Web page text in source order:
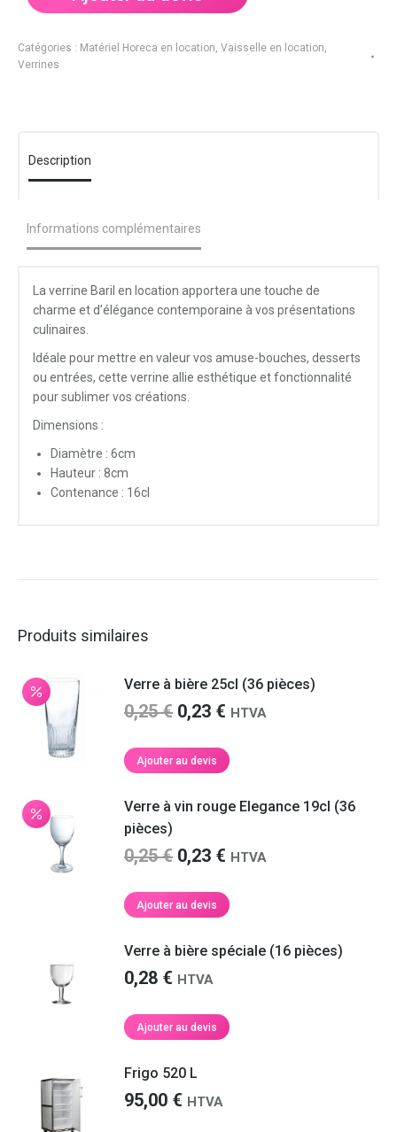
Catégories : Matériel Horeca en location, Vaisselle en location,
Verrines
Description
Informations complémentaires
La verrine Baril en location apportera une touche de
charme et d’élégance contemporaine à vos présentations
culinaires.
Idéale pour mettre en valeur vos amuse-bouches, desserts
ou entrées, cette verrine allie esthétique et fonctionnalité
pour sublimer vos créations.
Dimensions :
Diamètre : 6cm
Hauteur : 8cm
Contenance : 16cl
Produits similaires
Verre à bière 25cl (36 pièces)
0,25€ Le
initial
0,25 €.
0,23 € Le
actuel
0,23 €.
HTVA
Ajouter au devis
Verre à vin rouge Elegance 19cl (36
pièces)
0,25€ Le
initial
0,25 €.
0,23 € Le
actuel
0,23 €.
HTVA
Ajouter au devis
Verre à bière spéciale (16 pièces)
0,28 € HTVA
Ajouter au devis
Frigo 520 L
95,00 € HTVA